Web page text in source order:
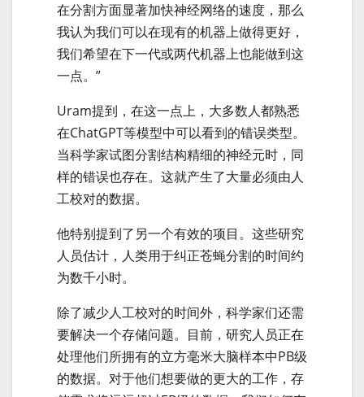
在分割方面显著加快神经网络的速度，那么
我认为我们可以在现有的机器上做得更好，
我们希望在下一代或两代机器上也能做到这
一点。”
Uram提到，在这一点上，大多数人都熟悉
在ChatGPT等模型中可以看到的错误类型。
当科学家试图分割结构精细的神经元时，同
样的错误也存在。这就产生了大量必须由人
工校对的数据。
他特别提到了另一个有效的项目。这些研究
人员估计，人类用于纠正苍蝇分割的时间约
为数千小时。
除了减少人工校对的时间外，科学家们还需
要解决一个存储问题。目前，研究人员正在
处理他们所拥有的立方毫米大脑样本中PB级
的数据。对于他们想要做的更大的工作，存